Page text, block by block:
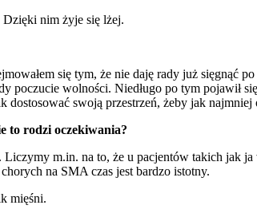
Dzięki nim żyje się lżej.
się tym, że nie daję rady już sięgnąć
poczucie wolności. Niedługo po tym pojawił
swoją przestrzeń, żeby jak
to rodzi oczekiwania?
m.in. na to, że u pacjentów takich jak
na SMA czas jest bardzo istotny.
mięśni.